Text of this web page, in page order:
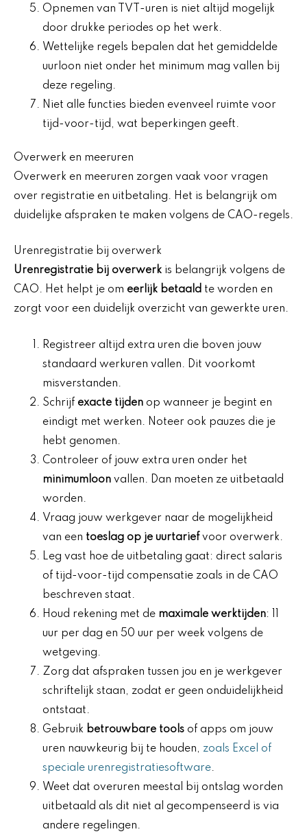
Opnemen van TVT-uren is niet altijd mogelijk
door drukke periodes op het werk.
Wettelijke regels bepalen dat het gemiddelde
uurloon niet onder het minimum mag vallen bij
deze regeling.
Niet alle functies bieden evenveel ruimte voor
tijd-voor-tijd, wat beperkingen geeft.
Overwerk en meeruren
Overwerk en meeruren zorgen vaak voor vragen
over registratie en uitbetaling. Het is belangrijk om
duidelijke afspraken te maken volgens de CAO-regels.
Urenregistratie bij overwerk
Urenregistratie bij overwerk is belangrijk volgens de
CAO. Het helpt je om eerlijk betaald te worden en
zorgt voor een duidelijk overzicht van gewerkte uren.
Registreer altijd extra uren die boven jouw
standaard werkuren vallen. Dit voorkomt
misverstanden.
Schrijf exacte tijden op wanneer je begint en
eindigt met werken. Noteer ook pauzes die je
hebt genomen.
Controleer of jouw extra uren onder het
minimumloon vallen. Dan moeten ze uitbetaald
worden.
Vraag jouw werkgever naar de mogelijkheid
van een toeslag op je uurtariefvoor overwerk.
Leg vast hoe de uitbetaling gaat: direct salaris
of tijd-voor-tijd compensatie zoals in de CAO
beschreven staat.
Houd rekening met de maximale werktijden: 11
uur per dag en 50 uur per week volgens de
wetgeving.
Zorg dat afspraken tussen jou en je werkgever
schriftelijk staan, zodat er geen onduidelijkheid
ontstaat.
Gebruik betrouwbare tools of apps om jouw
uren nauwkeurig bij te houden, zoals Excel of
speciale urenregistratiesoftware.
Weet dat overuren meestal bij ontslag worden
uitbetaald als dit niet al gecompenseerd is via
andere regelingen.